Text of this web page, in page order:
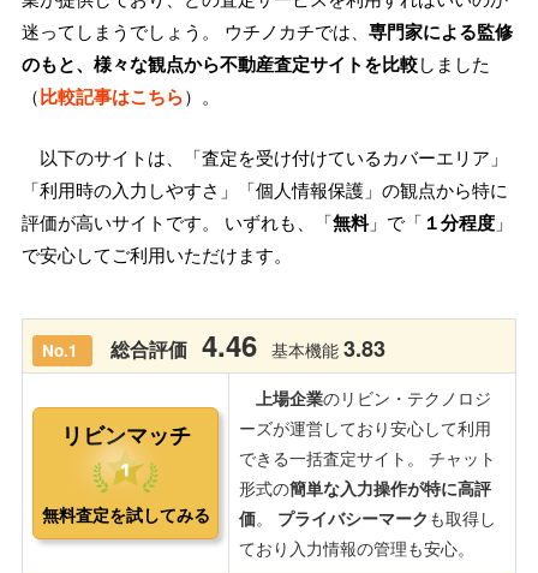
迷ってしまうでしょう。 ウチノカチでは、 専門家による監修
のもと、様々な観点から不動産査定サイトを比較しました
（比較記事はこちら）。
以下のサイトは、「査定を受け付けているカバーエリア」
「利用時の入力しやすさ」「個人情報保護」の観点から特に
評価が高いサイトです。 いずれも、「無料」で「 １分程度 」
で安心してご利用いただけます。